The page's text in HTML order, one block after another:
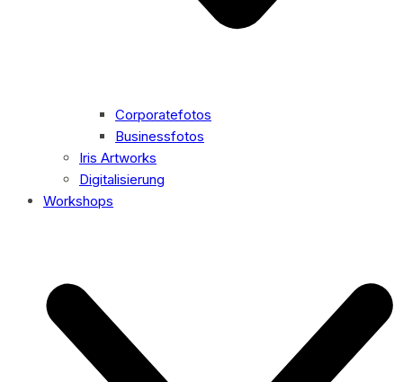
Corporatefotos
Businessfotos
Iris Artworks
Digitalisierung
Workshops